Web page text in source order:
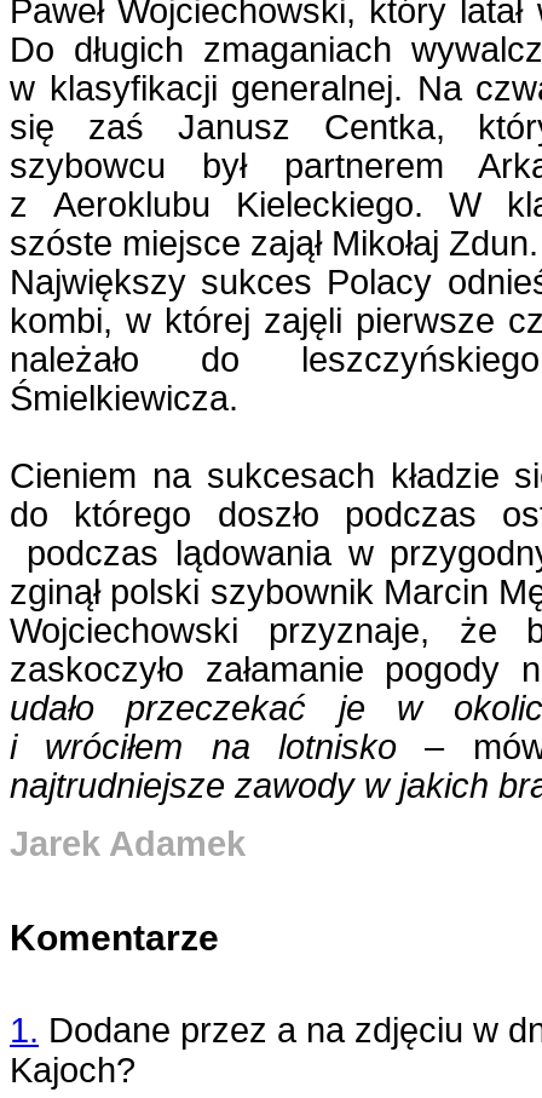
Paweł Wojciechowski, który
Do długich zmaganiach
w klasyfikacji generalnej. Na
się zaś Janusz Centka,
szybowcu był partnerem
z Aeroklubu Kieleckiego. W
szóste miejsce zajął Mikołaj Zdun.
Największy sukces Polacy
kombi, w której zajęli pierwsze
należało do
Śmielkiewicza.
Cieniem na sukcesach kładzie
do którego doszło podczas
podczas lądowania w
zginął polski szybownik Marcin
Wojciechowski przyznaje, że
zaskoczyło załamanie pogody
udało przeczekać je w
i wróciłem na lotnisko –
najtrudniejsze zawody w jakich
Jarek Adamek
Komentarze
1. Dodane przez a na zdjęciu w
Kajoch?